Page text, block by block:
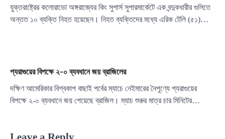
যুক্তরাষ্ট্রের কলোরাডো অঙ্গরাজ্যের কিং সুপার্স সুপারমার্কেটে এক বন্দুকধারীর গুলিতে
অন্তত ১০ ব্যক্তি নিহত হয়েছেন। নিহত ব্যক্তিদের মধ্যে এরিক টেলি (৫১)…
প্যরাগুয়ের বিপক্ষে ২-০ ব্যবধানে জয় ব্রাজিলের
দক্ষিণ আমেরিকার বিশ্বকাপ বাছাই পর্বের ম্যাচে নেইমারের নৈপুণ্যে প্যরাগুয়ের
বিপক্ষে ২-০ ব্যবধানে জয় পেয়েছে ব্রাজিল। ম্যাচ শুরুর মাত্র চার মিনিটের…